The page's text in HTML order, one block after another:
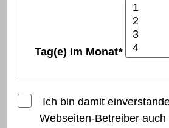
Tag(e) im Monat*
Ich bin damit
Webseiten-Betreiber auch